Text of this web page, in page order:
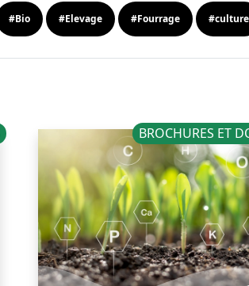
#Bio #Elevage #Fourrage #culture
BROCHURES ET